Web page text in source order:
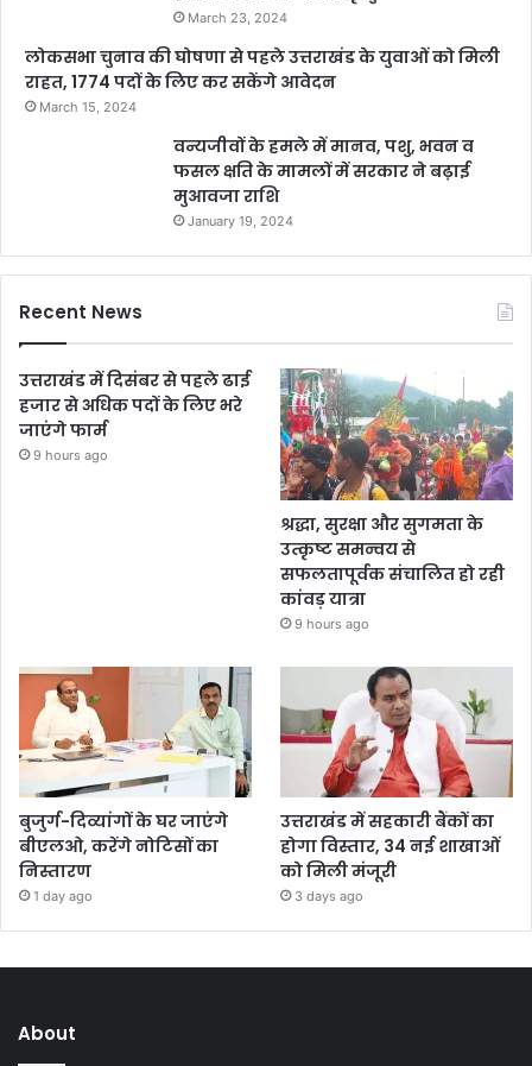
March 23, 2024
लोकसभा चुनाव की घोषणा से पहले उत्तराखंड के युवाओं को मिली
राहत, 1774 पदों के लिए कर सकेंगे आवेदन
March 15, 2024
वन्यजीवों के हमले में मानव, पशु, भवन व
फसल क्षति के मामलों में सरकार ने बढ़ाई
मुआवजा राशि
January 19, 2024
Recent News
उत्तराखंड में दिसंबर से पहले ढाई
हजार से अधिक पदों के लिए भरे
जाएंगे फार्म
9 hours ago
श्रद्धा, सुरक्षा और सुगमता के
उत्कृष्ट समन्वय से
सफलतापूर्वक संचालित हो रही
कांवड़ यात्रा
9 hours ago
बुजुर्ग-दिव्यांगों के घर जाएंगे
बीएलओ, करेंगे नोटिसों का
निस्तारण
1 day ago
उत्तराखंड में सहकारी बैंकों का
होगा विस्तार, 34 नई शाखाओं
को मिली मंजूरी
3 days ago
About